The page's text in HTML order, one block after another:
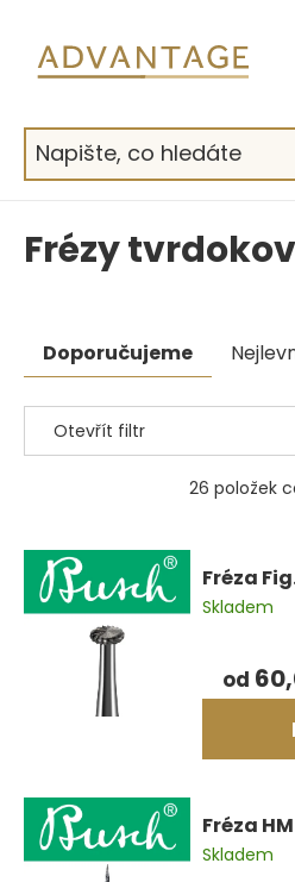
obsah
Frézy tvrdokov
Řazení
produktů
Doporučujeme
Otevřít filtr
26 položek
Výpis
produktů
Fréza
Skladem
od
Fréza
Skladem